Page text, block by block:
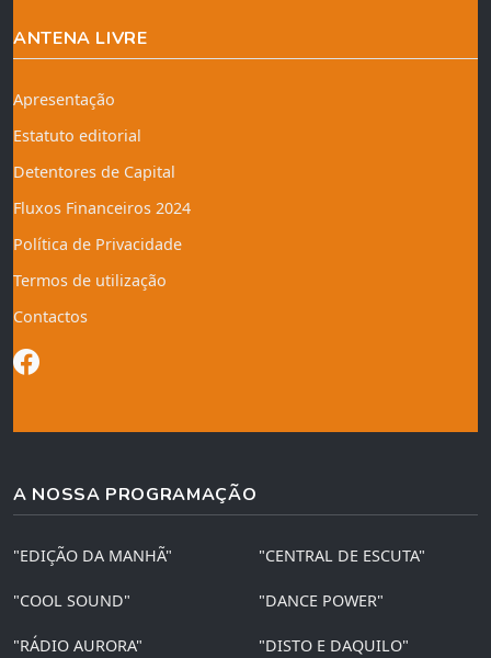
ANTENA LIVRE
Apresentação
Estatuto editorial
Detentores de Capital
Fluxos Financeiros 2024
Política de Privacidade
Termos de utilização
Contactos
A NOSSA PROGRAMAÇÃO
"EDIÇÃO DA MANHÃ" "CENTRAL DE ESCUTA"
"COOL SOUND" "DANCE POWER"
"RÁDIO AURORA" "DISTO E DAQUILO"